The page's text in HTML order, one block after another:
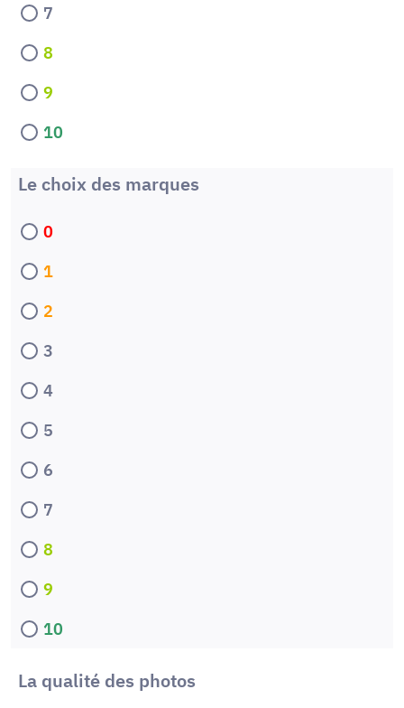
7
8
9
10
Le choix des marques
0
1
2
3
4
5
6
7
8
9
10
La qualité des photos